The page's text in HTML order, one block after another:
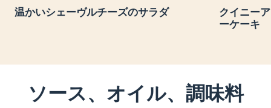
温かいシェーヴルチーズのサラダ
クイニー
ーケーキ
ソース、オイル、調味料